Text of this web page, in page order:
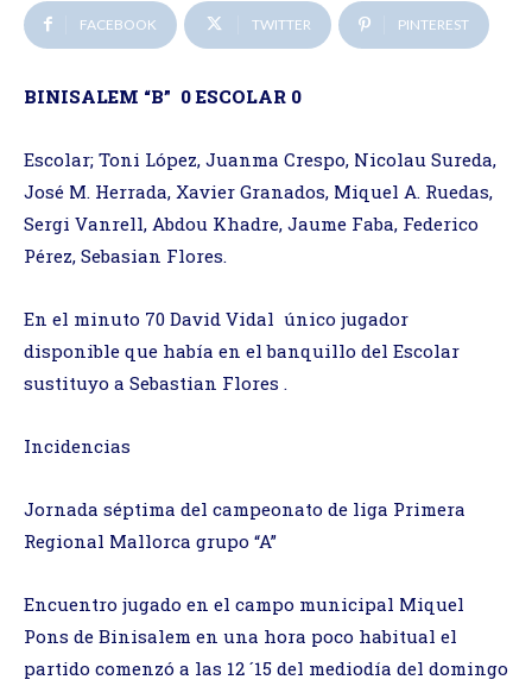
FACEBOOK TWITTER PINTEREST
BINISALEM “B” 0 ESCOLAR 0
Escolar; Toni López, Juanma Crespo, Nicolau Sureda,
José M. Herrada, Xavier Granados, Miquel A. Ruedas,
Sergi Vanrell, Abdou Khadre, Jaume Faba, Federico
Pérez, Sebasian Flores.
En el minuto 70 David Vidal único jugador
disponible que había en el banquillo del Escolar
sustituyo a Sebastian Flores .
Incidencias
Jornada séptima del campeonato de liga Primera
Regional Mallorca grupo “A”
Encuentro jugado en el campo municipal Miquel
Pons de Binisalem en una hora poco habitual el
partido comenzó a las 12 ´15 del mediodía del domingo